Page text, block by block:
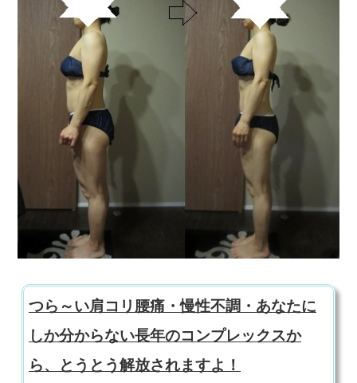
つら～い肩コリ腰痛・慢性不調・あなたに
しか分からない長年のコンプレックスか
ら、とうとう解放されますよ！